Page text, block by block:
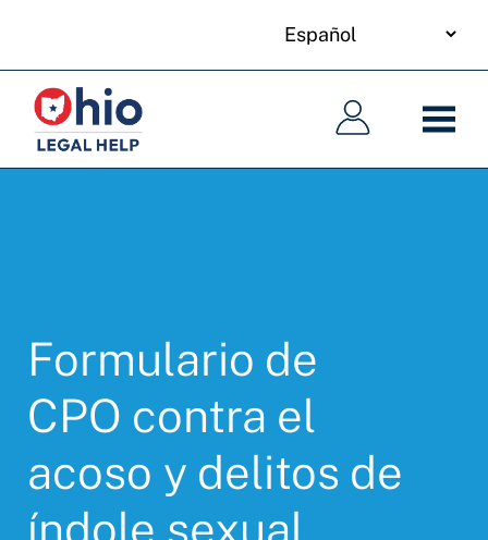
main
content
language
Navegación
principal
Navegación
principal
Formulario de
CPO contra el
acoso y delitos de
índole sexual